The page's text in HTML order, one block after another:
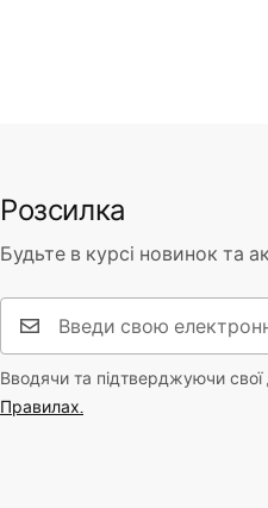
Розсилка
Будьте в курсі новинок та
Вводячи та підтверджуючи
Правилах.